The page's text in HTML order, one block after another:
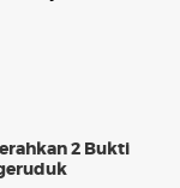
2 Bukti